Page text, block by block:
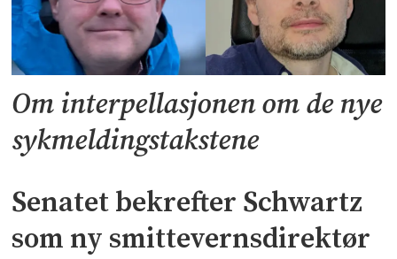
Om interpellasjonen om de nye
sykmeldingstakstene
Senatet bekrefter Schwartz
som ny smittevernsdirektør